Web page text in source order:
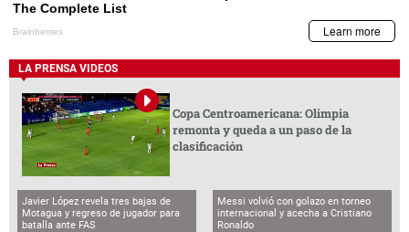
LA PRENSA VIDEOS
Copa Centroamericana: Olimpia
remonta y queda a un paso de la
clasificación
Javier López revela tres bajas de
Motagua y regreso de jugador para
batalla ante FAS
Messi volvió con golazo en torneo
internacional y acecha a Cristiano
Ronaldo